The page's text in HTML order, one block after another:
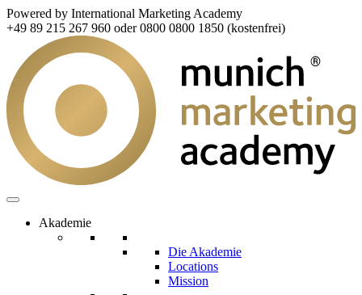
Powered by International Marketing Academy
+49 89 215 267 960 oder 0800 0800 1850 (kostenfrei)
Akademie
Die Akademie
Locations
Mission